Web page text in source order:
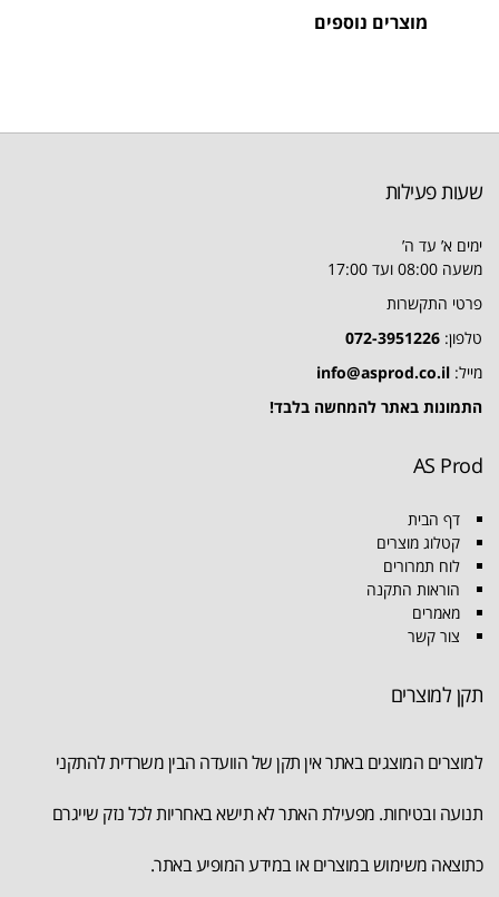
מוצרים נוספים
שעות פעילות
ימים א’ עד ה’
משעה 08:00 ועד 17:00
פרטי התקשרות
טלפון: 072-3951226
מייל: info@asprod.co.il
התמונות באתר להמחשה בלבד!
AS Prod
דף הבית
קטלוג מוצרים
לוח תמרורים
הוראות התקנה
מאמרים
צור קשר
תקן למוצרים
למוצרים המוצגים באתר אין תקן של הוועדה הבין משרדית להתקני
תנועה ובטיחות. מפעילת האתר לא תישא באחריות לכל נזק שייגרם
כתוצאה משימוש במוצרים או במידע המופיע באתר.